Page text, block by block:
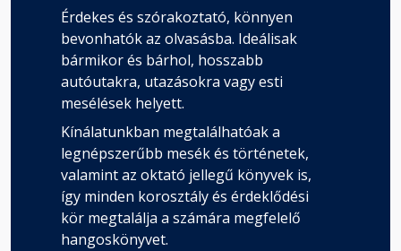
Érdekes és szórakoztató, könnyen
bevonhatók az olvasásba. Ideálisak
bármikor és bárhol, hosszabb
autóutakra, utazásokra vagy esti
mesélések helyett.
Kínálatunkban megtalálhatóak a
legnépszerűbb mesék és történetek,
valamint az oktató jellegű könyvek is,
így minden korosztály és érdeklődési
kör megtalálja a számára megfelelő
hangoskönyvet.